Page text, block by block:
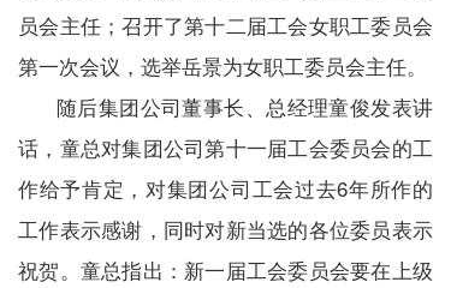
员会主任；召开了第十二届工会女职工委员会
第一次会议，选举岳景为女职工委员会主任。
随后集团公司董事长、总经理童俊发表讲
话，童总对集团公司第十一届工会委员会的工
作给予肯定，对集团公司工会过去6年所作的
工作表示感谢，同时对新当选的各位委员表示
祝贺。童总指出：新一届工会委员会要在上级